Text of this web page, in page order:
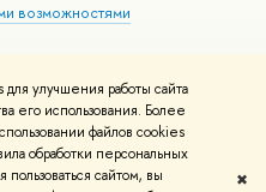
улучшения работы сайта
его использования. Более
файлов cookies
обработки персональных
пользоваться сайтом, вы
✖
возможностями